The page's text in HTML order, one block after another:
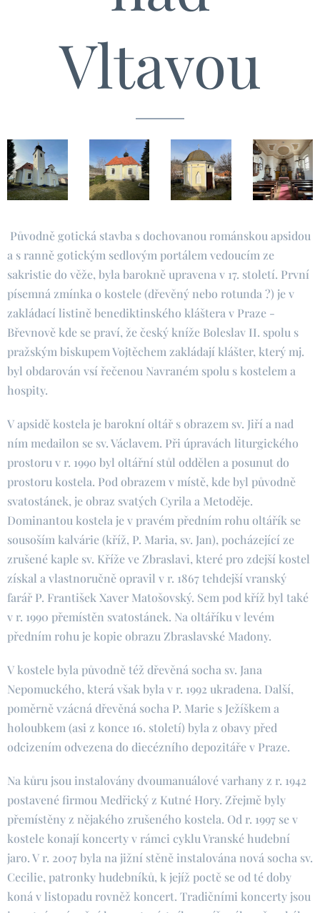
Vltavou
Původně gotická stavba s dochovanou románskou apsidou
a s ranně gotickým sedlovým portálem vedoucím ze
sakristie do věže, byla barokně upravena v 17. století. První
písemná zmínka o kostele (dřevěný nebo rotunda ?) je v
zakládací listině benediktinského kláštera v Praze -
Břevnově kde se praví, že český kníže Boleslav II. spolu s
pražským biskupem Vojtěchem zakládají klášter, který mj.
byl obdarován vsí řečenou Navraném spolu s kostelem a
hospity.
V apsidě kostela je barokní oltář s obrazem sv. Jiří a nad
ním medailon se sv. Václavem. Při úpravách liturgického
prostoru v r. 1990 byl oltářní stůl oddělen a posunut do
prostoru kostela. Pod obrazem v místě, kde byl původně
svatostánek, je obraz svatých Cyrila a Metoděje.
Dominantou kostela je v pravém předním rohu oltářík se
sousoším kalvárie (kříž, P. Maria, sv. Jan), pocházející ze
zrušené kaple sv. Kříže ve Zbraslavi, které pro zdejší kostel
získal a vlastnoručně opravil v r. 1867 tehdejší vranský
farář P. František Xaver Matošovský. Sem pod kříž byl také
v r. 1990 přemístěn svatostánek. Na oltáříku v levém
předním rohu je kopie obrazu Zbraslavské Madony.
V kostele byla původně též dřevěná socha sv. Jana
Nepomuckého, která však byla v r. 1992 ukradena. Další,
poměrně vzácná dřevěná socha P. Marie s Ježíškem a
holoubkem (asi z konce 16. století) byla z obavy před
odcizením odvezena do diecézního depozitáře v Praze.
Na kůru jsou instalovány dvoumanuálové varhany z r. 1942
postavené firmou Medřický z Kutné Hory. Zřejmě byly
přemístěny z nějakého zrušeného kostela. Od r. 1997 se v
kostele konají koncerty v rámci cyklu Vranské hudební
jaro. V r. 2007 byla na jižní stěně instalována nová socha sv.
Cecilie, patronky hudebníků, k jejíž poctě se od té doby
koná v listopadu rovněž koncert. Tradičními koncerty jsou